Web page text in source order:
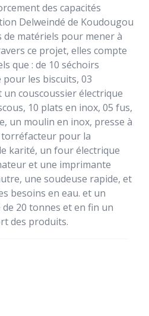
des capacités
Delweindé de Koudougou
de matériels pour mener à
ce projet, elles compte
que : de 10 séchoirs
les biscuits, 03
couscoussier électrique
10 plats en inox, 05 fus,
un moulin en inox, presse à
pour la
karité, un four électrique
et une imprimante
une soudeuse rapide, et
besoins en eau. et un
de 20 tonnes et en fin un
des produits.